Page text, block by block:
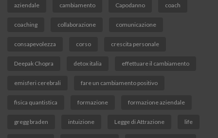
aziendale cambiamento Capodanno coach
coaching collaborazione comunicazione
consapevolezza corso crescita personale
Deepak Chopra detox italia effettuare il cambiamento
emisferi cerebrali fare un cambiamento positivo
fisica quantistica formazione formazione aziendale
gregg braden intuizione Legge di Attrazione life